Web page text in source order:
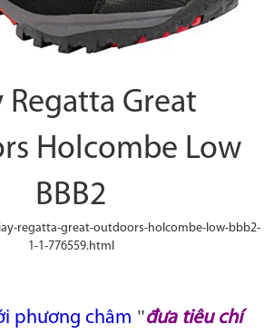
Regatta Great
Holcombe Low
BBB2
regatta-great-outdoors-holcombe-low-bbb2-
1-1-776559.html
phương châm "đưa tiêu chí